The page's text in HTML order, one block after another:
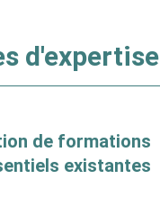
d'expertise
de formations
existantes